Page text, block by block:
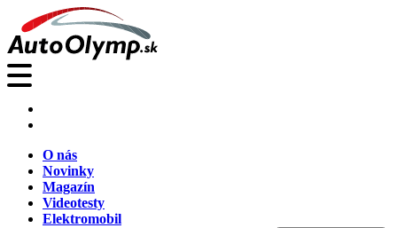
O nás
Novinky
Magazín
Videotesty
Elektromobil